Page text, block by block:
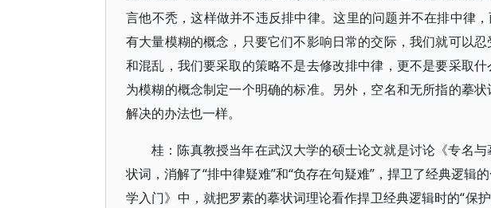
言他不秃，这样做并不违反排中律。这里的问题并不在排中律
有大量模糊的概念，只要它们不影响日常的交际，我们就可以
和混乱，我们要采取的策略不是去修改排中律，更不是要采取
为模糊的概念制定一个明确的标准。另外，空名和无所指的摹
解决的办法也一样。
桂：陈真教授当年在武汉大学的硕士论文就是讨论《专名
状词，消解了“排中律疑难”和“负存在句疑难”，捍卫了经典逻辑
学入门》中，就把罗素的摹状词理论看作捍卫经典逻辑时的“